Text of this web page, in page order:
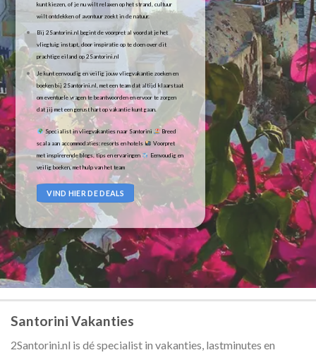
kunt kiezen, of je nu wilt relaxen op het strand, cultuur
wilt ontdekken of avontuur zoekt in de natuur.
Bij 2Santorini.nl begint de voorpret al voordat je het
vliegtuig instapt, door inspiratie op te doen over dit
prachtige eiland op 2Santorini.nl
Je kunt eenvoudig en veilig jouw vliegvakantie zoeken en
boeken bij 2Santorini.nl, met een team dat altijd klaarstaat
om eventuele vragen te beantwoorden en ervoor te zorgen
dat jij met een gerust hart op vakantie kunt gaan.
Specialist in vliegvakanties naar Santorini
Breed
scala aan accommodaties: resorts en hotels
Voorpret
met inspirerende blogs, tips en ervaringen
Eenvoudig en
veilig boeken, met hulp van het team
VIND HIER DE DEALS
Santorini Vakanties
2Santorini.nl is dé specialist in vakanties, lastminutes en